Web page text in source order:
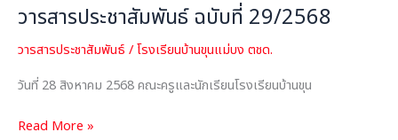
วารสารประชาสัมพันธ์ ฉบับที่ 29/2568
วารสารประชาสัมพันธ์ /โรงเรียนบ้านขุนแม่บง ตชด.
วันที่ 28 สิงหาคม 2568 คณะครูและนักเรียนโรงเรียนบ้านขุน
ฉบับ
29/2568
Read More »